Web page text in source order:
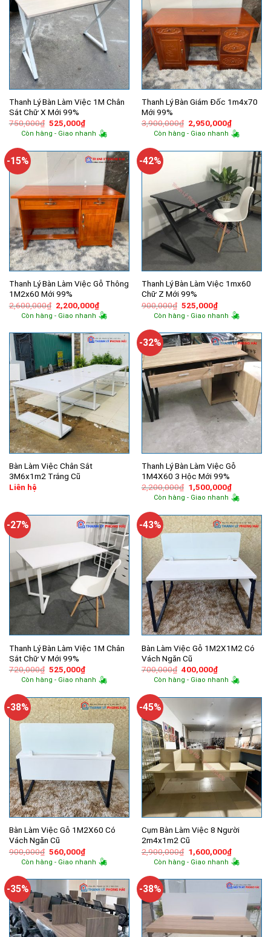
Thanh Lý Bàn Làm Việc 1M Chân
Sắt Chữ X Mới 99%
750,000₫ Giá
gốc
là:
525,000₫Giá
hiện
tại
525,000₫.
Còn hàng - Giao nhanh
Thanh Lý Bàn Giám Đốc 1m4x70
Mới 99%
3,900,000₫ Giá
gốc
là:
2,950,000₫Giá
hiện
tại
Còn hàng - Giao nhanh
-15%
Thanh Lý Bàn Làm Việc Gỗ Thông
1M2x60 Mới 99%
2,600,000₫ Giá
gốc
là:
2,200,000₫Giá
hiện
tại
2,200,000₫.
Còn hàng - Giao nhanh
-42%
Thanh Lý Bàn Làm Việc 1mx60
Chữ Z Mới 99%
900,000₫ Giá
gốc
là:
525,000₫Giá
hiện
tại
525,000₫.
Còn hàng - Giao nhanh
Bàn Làm Việc Chân Sắt
3M6x1m2 Trắng Cũ
Liên hệ
-32%
Thanh Lý Bàn Làm Việc Gỗ
1M4X60 3 Hộc Mới 99%
2,200,000₫ Giá
gốc
là:
1,500,000₫Giá
hiện
tại
Còn hàng - Giao nhanh
-27%
Thanh Lý Bàn Làm Việc 1M Chân
Sắt Chữ V Mới 99%
720,000₫ Giá
gốc
là:
525,000₫Giá
hiện
tại
525,000₫.
Còn hàng - Giao nhanh
-43%
Bàn Làm Việc Gỗ 1M2X1M2 Có
Vách Ngăn Cũ
700,000₫ Giá
gốc
là:
400,000₫Giá
hiện
tại
400,000₫.
Còn hàng - Giao nhanh
-38%
Bàn Làm Việc Gỗ 1M2X60 Có
Vách Ngăn Cũ
900,000₫ Giá
gốc
là:
560,000₫Giá
hiện
tại
560,000₫.
Còn hàng - Giao nhanh
-45%
Cụm Bàn Làm Việc 8 Người
2m4x1m2 Cũ
2,900,000₫ Giá
gốc
là:
1,600,000₫Giá
hiện
tại
Còn hàng - Giao nhanh
-35% -38%